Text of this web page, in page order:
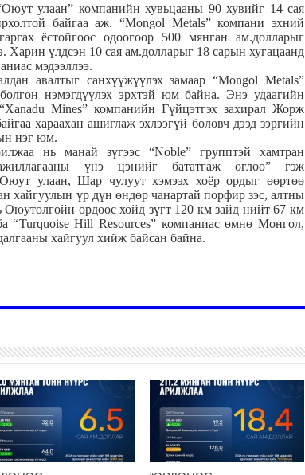
улаан” компанийн хувьцааны 90 хувийг 14 сая
байгаа аж. “Mongol Metals” компани эхний
ёстойгоос одоогоор 500 мянган ам.долларыг
Харин үлдсэн 10 сая ам.долларыг 18 сарын хугацаанд
мэдээллээ.
авалтыг санхүүжүүлэх замаар “Mongol Metals”
нэмэгдүүлэх эрхтэй юм байна. Энэ удаагийн
“Xanadu Mines” компанийн Гүйцэтгэх захирал Жорж
хараахан ашиглаж эхлээгүй боловч дээд зэргийн
нэг юм.
нь манай зүгээс “Noble” групптэй хамтран
үнэ цэнийг бататгаж өглөө” гэж
улаан, Шар чулуут хэмээх хоёр ордыг өөртөө
хайгуулын үр дүн өндөр чанартай порфир зэс, алтны
Оюутолгойн ордоос хойд зүгт 120 км зайд нийт 67 км
“Turquoise Hill Resources” компаниас өмнө Монгол,
хайгуул хийж байсан байна.